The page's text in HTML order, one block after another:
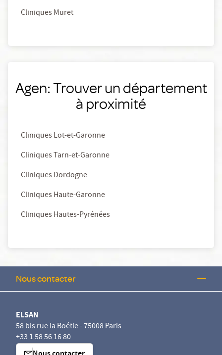
Cliniques Muret
Agen: Trouver un département
à proximité
Cliniques Lot-et-Garonne
Cliniques Tarn-et-Garonne
Cliniques Dordogne
Cliniques Haute-Garonne
Cliniques Hautes-Pyrénées
Nous contacter
ELSAN
58 bis rue la Boétie - 75008 Paris
+33 1 58 56 16 80